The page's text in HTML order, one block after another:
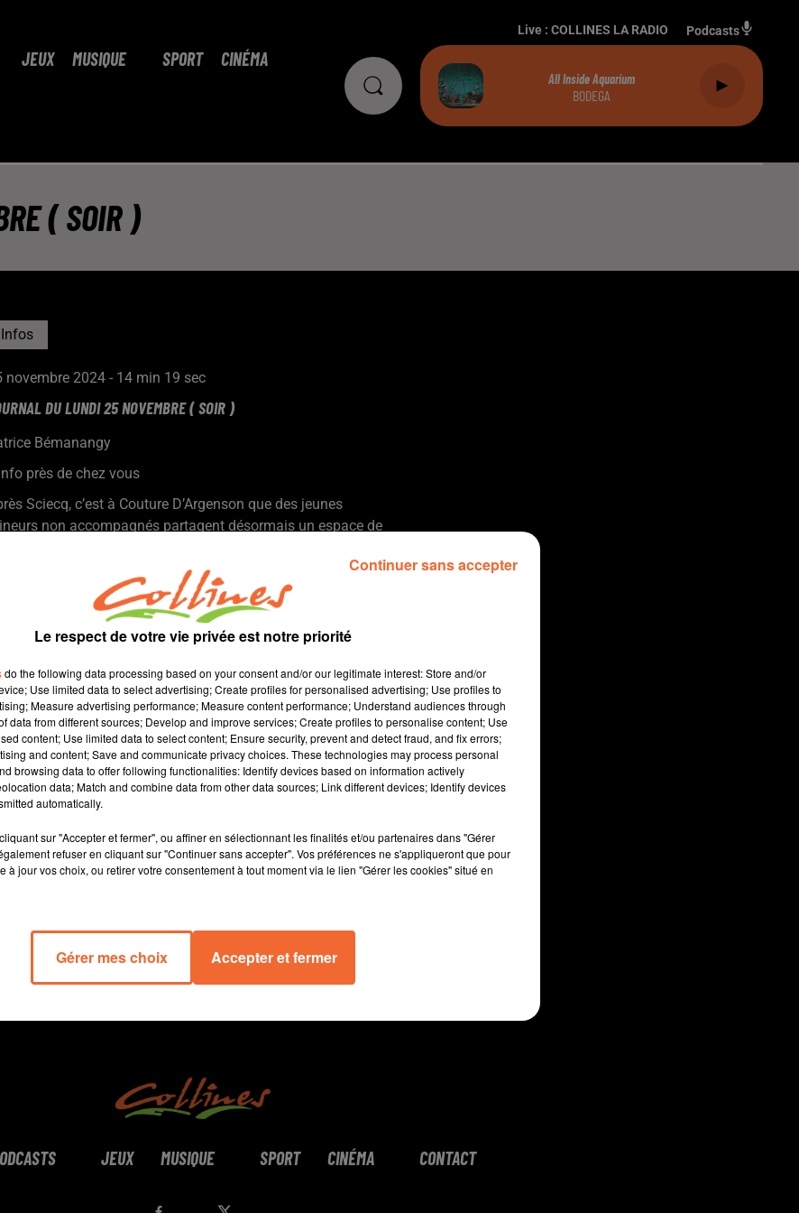
JEUX MUSIQUE SPORT CINÉMA
Live : COLLINES LA RADIO Podcasts
All Inside Aquarium
BODEGA
( SOIR )
Infos
novembre 2024 - 14 min 19 sec
DU LUNDI 25 NOVEMBRE ( SOIR )
Bémanangy
près de chez vous
Sciecq, c’est à Couture D’Argenson que des jeunes
non accompagnés partagent désormais un espace de
9ième forum de la mobilité européenne et internationale se
ce mercredi et jeudi à la Cité de la Jeunesse et des
de Bressuire
premières affiches du futur festival de Poupet dévoilées ce
et DJ Snake, le 16 juillet.
Grande Ourse " pièce écrite par Penda Diouf un des
qui comptent sur la scène française sera donnée
jeudi à Bressuire.
période s'y prête : la crêche animée de Bressuire est à
ou redécouvrir en cette fin d'année ( photo ).
14 min 19 sec
JEUX MUSIQUE SPORT CINÉMA CONTACT
Le respect de votre vie privée est notre priorité
do the following data processing based on your consent and/or our legitimate interest: Store and/or
Use limited data to select advertising; Create profiles for personalised advertising; Use profiles to
Measure advertising performance; Measure content performance; Understand audiences through
data from different sources; Develop and improve services; Create profiles to personalise content; Use
content; Use limited data to select content; Ensure security, prevent and detect fraud, and fix errors;
and content; Save and communicate privacy choices. These technologies may process personal
browsing data to offer following functionalities: Identify devices based on information actively
data; Match and combine data from other data sources; Link different devices; Identify devices
automatically.
sur "Accepter et fermer", ou affiner en sélectionnant les finalités et/ou partenaires dans "Gérer
refuser en cliquant sur "Continuer sans accepter". Vos préférences ne s'appliqueront que pour
à jour vos choix, ou retirer votre consentement à tout moment via le lien "Gérer les cookies" situé en
Gérer mes choix Accepter et fermer
Continuer sans accepter